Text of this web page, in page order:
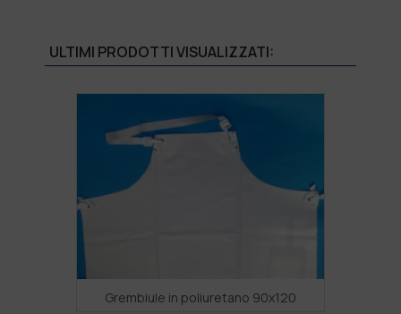
ULTIMI PRODOTTI VISUALIZZATI:
Grembiule in poliuretano 90x120